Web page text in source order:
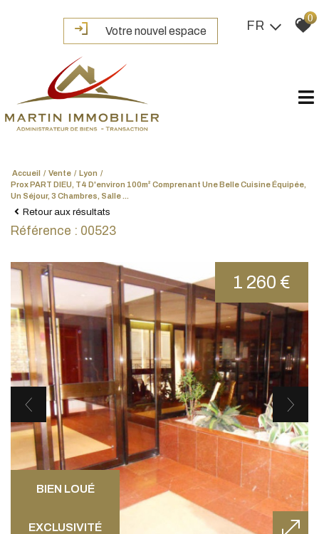
Votre nouvel espace FR
0
Accueil Vente
Lyon
Prox PART DIEU, T4 D'environ 100m² Comprenant Une Belle Cuisine Équipée,
Un Séjour, 3 Chambres, Salle ...
Retour aux résultats
Référence : 00523
BIEN LOUÉ
EXCLUSIVITÉ
1 260 €